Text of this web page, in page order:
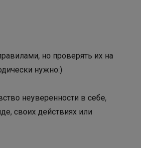
но проверять их на
нужно:)
неуверенности в себе,
своих действиях или